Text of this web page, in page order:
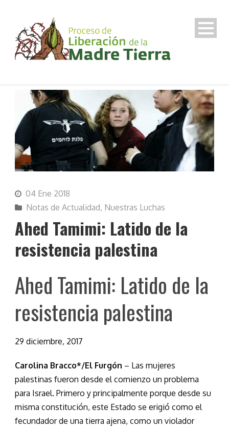
04 Ene 2018
Notas de Actualidad, Nuestras Luchas
Ahed Tamimi: Latido de la
resistencia palestina
Ahed Tamimi: Latido de la
resistencia palestina
29 diciembre, 2017
Carolina Bracco*/El Furgón – Las mujeres
palestinas fueron desde el comienzo un problema
para Israel. Primero y principalmente porque desde su
misma constitución, este Estado se erigió como el
fecundador de una tierra ajena, como un violador